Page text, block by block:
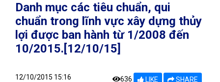
Danh mục các tiêu chuẩn, qui
chuẩn trong lĩnh vực xây dựng thủy
lợi được ban hành từ 1/2008 đến
10/2015.[12/10/15]
12/10/2015 15:16 636 LIKE SHARE